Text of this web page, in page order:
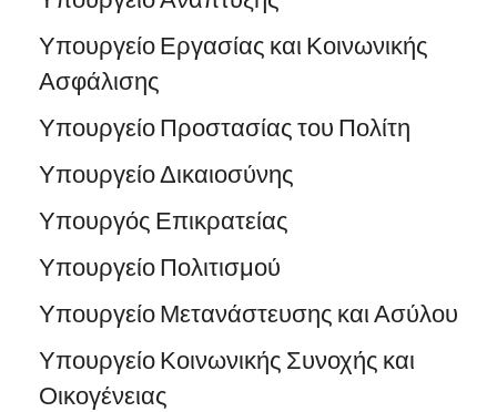
Υπουργείο Εργασίας και Κοινωνικής
Ασφάλισης
Υπουργείο Προστασίας του Πολίτη
Υπουργείο Δικαιοσύνης
Υπουργός Επικρατείας
Υπουργείο Πολιτισμού
Υπουργείο Μετανάστευσης και Ασύλου
Υπουργείο Κοινωνικής Συνοχής και
Οικογένειας